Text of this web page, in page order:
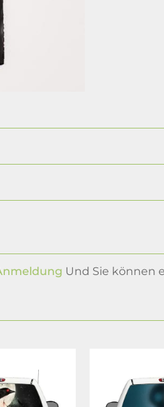
Und Sie können